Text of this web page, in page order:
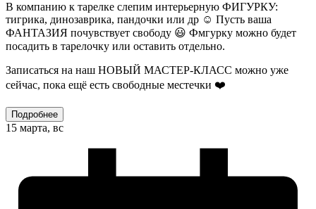
В компанию к тарелке слепим интерьерную ФИГУРКУ:
тигрика, динозаврика, пандочки или др ☺️ Пусть ваша
ФАНТАЗИЯ почувствует свободу 😃 Фмгурку можно будет
посадить в тарелочку или оставить отдельно. ⠀
Записаться на наш НОВЫЙ МАСТЕР-КЛАСС можно уже
сейчас, пока ещё есть свободные местечки ❤️
Подробнее
15 марта, вс